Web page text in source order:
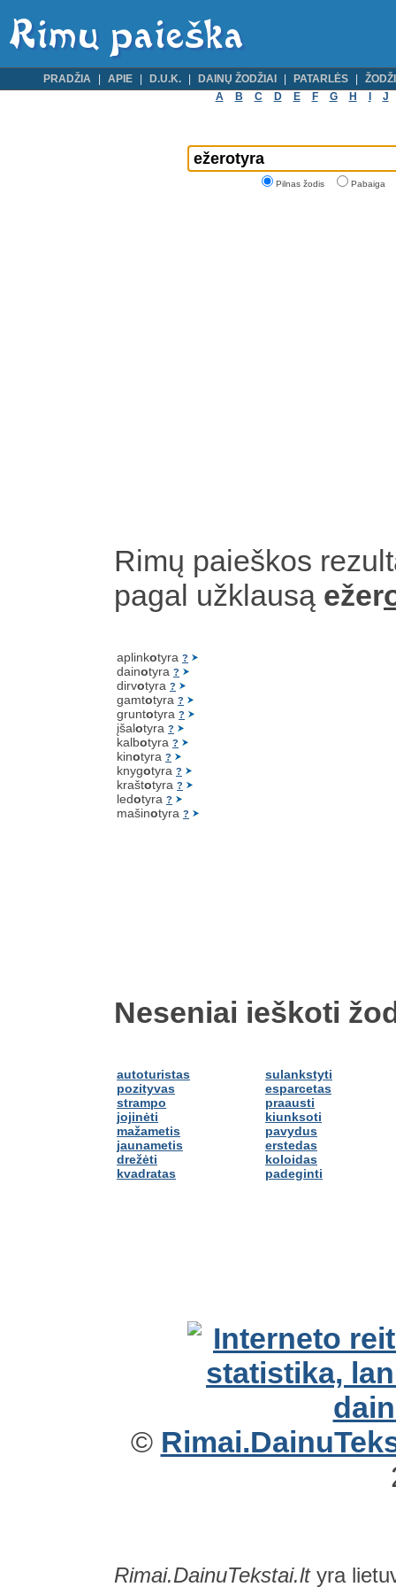
PRADŽIA APIE D.U.K. DAINŲ ŽODŽIAI PATARLĖS
A
B C D E F G H J
Pilnas žodis Pabaiga
Rimų paieškos
pagal užklausą ežer
aplinkotyra ?
dainotyra ?
dirvotyra ?
gamtotyra ?
gruntotyra ?
įšalotyra ?
kalbotyra ?
kinotyra ?
knygotyra ?
kraštotyra ?
ledotyra ?
mašinotyra ?
Neseniai ieškoti
autoturistas
pozityvas
strampo
jojinėti
mažametis
jaunametis
drežėti
kvadratas
sulankstyti
esparcetas
praausti
kiunksoti
pavydus
erstedas
koloidas
padeginti
©
Rimai.DainuTekstai.ltyra